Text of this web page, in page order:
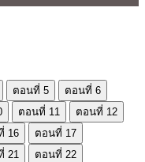
ตอนที่ 5
ตอนที่ 6
ตอนที่ 11
ตอนที่ 12
16
ตอนที่ 17
21
ตอนที่ 22